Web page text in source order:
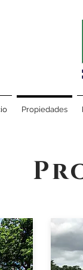
Propiedades